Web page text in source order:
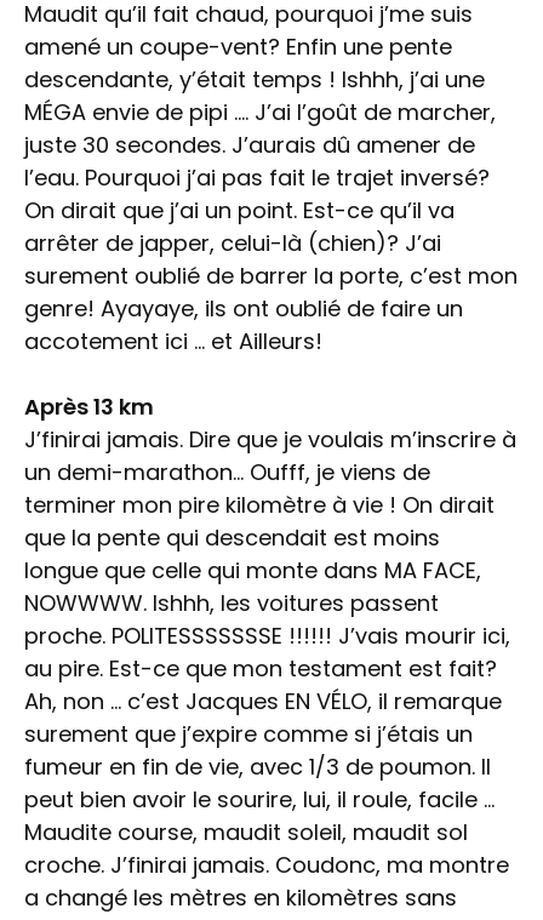
Maudit qu’il fait chaud, pourquoi j’me suis
amené un coupe-vent? Enfin une pente
descendante, y’était temps ! Ishhh, j’ai une
MÉGA envie de pipi …. J’ai l’goût de marcher,
juste 30 secondes. J’aurais dû amener de
l’eau. Pourquoi j’ai pas fait le trajet inversé?
On dirait que j’ai un point. Est-ce qu’il va
arrêter de japper, celui-là (chien)? J’ai
surement oublié de barrer la porte, c’est mon
genre! Ayayaye, ils ont oublié de faire un
accotement ici … et Ailleurs!
Après 13 km
J’finirai jamais. Dire que je voulais m’inscrire à
un demi-marathon… Oufff, je viens de
terminer mon pire kilomètre à vie ! On dirait
que la pente qui descendait est moins
longue que celle qui monte dans MA FACE,
NOWWWW. Ishhh, les voitures passent
proche. POLITESSSSSSSE !!!!!! J’vais mourir ici,
au pire. Est-ce que mon testament est fait?
Ah, non … c’est Jacques EN VÉLO, il remarque
surement que j’expire comme si j’étais un
fumeur en fin de vie, avec 1/3 de poumon. Il
peut bien avoir le sourire, lui, il roule, facile …
Maudite course, maudit soleil, maudit sol
croche. J’finirai jamais. Coudonc, ma montre
a changé les mètres en kilomètres sans